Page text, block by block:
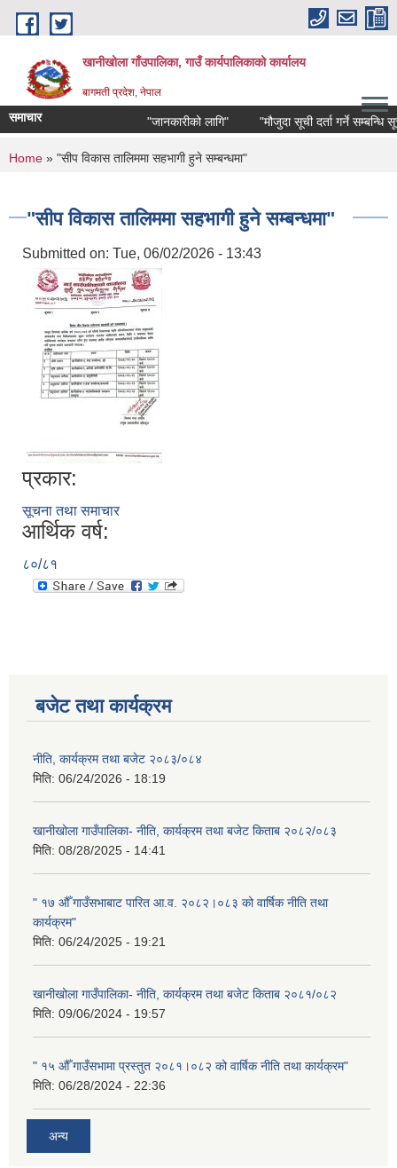
Skip to main content
खानीखोला गाँउपालिका, गाउँ कार्यपालिकाको कार्यालय
बागमती प्रदेश, नेपाल
समाचार "जानकारीको लागि" "मौजुदा सूची दर्ता गर्ने सम्बन्धि
You are here
Home » "सीप विकास तालिममा सहभागी हुने सम्बन्धमा"
"सीप विकास तालिममा सहभागी हुने सम्बन्धमा"
Submitted on: Tue, 06/02/2026 - 13:43
प्रकार:
सूचना तथा समाचार
आर्थिक वर्ष:
८०/८१
बजेट तथा कार्यक्रम
नीति, कार्यक्रम तथा बजेट २०८३/०८४
मिति: 06/24/2026 - 18:19
खानीखोला गाउँपालिका- नीति, कार्यक्रम तथा बजेट किताब २०८२/०८३
मिति: 08/28/2025 - 14:41
" १७ औँ गाउँसभाबाट पारित आ.व. २०८२।०८३ को वार्षिक नीति तथा
कार्यक्रम"
मिति: 06/24/2025 - 19:21
खानीखोला गाउँपालिका- नीति, कार्यक्रम तथा बजेट किताब २०८१/०८२
मिति: 09/06/2024 - 19:57
" १५ औँ गाउँसभामा प्रस्तुत २०८१।०८२ को वार्षिक नीति तथा कार्यक्रम"
मिति: 06/28/2024 - 22:36
अन्य